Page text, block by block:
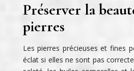
Préserver la
pierres
Les pierres précieuses et fines
éclat si elles ne sont pas